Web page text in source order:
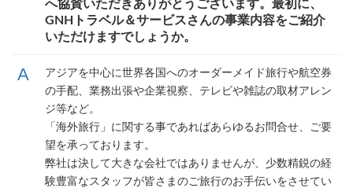
へ協賛いただきありがとうございます。最初に、
GNHトラベル＆サービスさんの事業内容をご紹介
いただけますでしょうか。
アジアを中心に世界各国へのオーダーメイド旅行や航空券
の手配、業務出張や企業視察、テレビや雑誌の取材アレン
ジ等など。
「海外旅行」に関する事であればあらゆるお問合せ、ご要
望を承っております。
弊社は決して大きな会社ではありませんが、少数精鋭の経
験豊富なスタッフが皆さまのご旅行のお手伝いをさせてい